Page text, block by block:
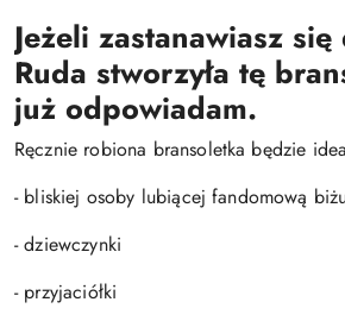
Jeżeli zastanawiasz
Ruda stworzyła tę
już odpowiadam.
Ręcznie robiona bransoletka będzie
- bliskiej osoby lubiącej fandomową
- dziewczynki
- przyjaciółki